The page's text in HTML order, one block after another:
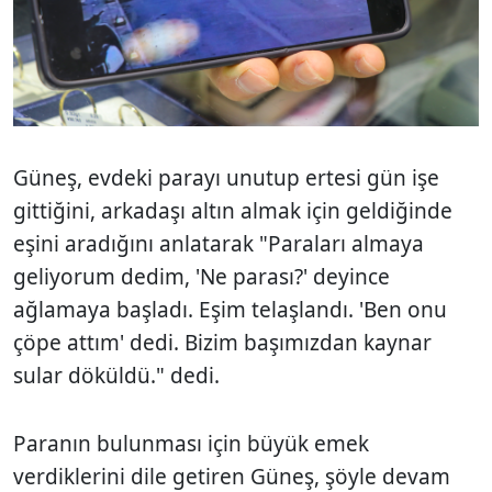
Güneş, evdeki parayı unutup ertesi gün işe
gittiğini, arkadaşı altın almak için geldiğinde
eşini aradığını anlatarak "Paraları almaya
geliyorum dedim, 'Ne parası?' deyince
ağlamaya başladı. Eşim telaşlandı. 'Ben onu
çöpe attım' dedi. Bizim başımızdan kaynar
sular döküldü." dedi.
Paranın bulunması için büyük emek
verdiklerini dile getiren Güneş, şöyle devam